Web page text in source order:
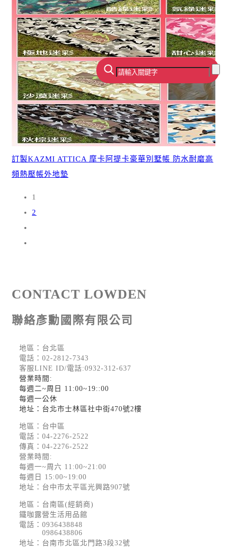
訂製KAZMI ATTICA 摩卡阿提卡豪華別墅帳 防水耐磨高
頻熱壓帳外地墊
1
2
CONTACT LOWDEN
聯絡彥勳國際有限公司
地區：台北區
電話： 02-2812-7343
客服LINE ID/電話:0932-312-637
營業時間:
每週二~周日 11:00~19::00
每週一公休
地址：台北市士林區社中街470號2樓
地區：台中區
電話： 04-2276-2522
傳真：04-2276-2522
營業時間:
每週一~周六 11:00~21:00
每週日 15:00~19:00
地址：台中市太平區光興路907號
地區：台南區(經銷商)
鐵咖露營生活用品館
電話： 0936438848
0986438806
地址：台南市北區北門路3段32號